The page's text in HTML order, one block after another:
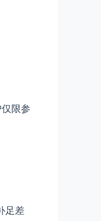
限参
足差